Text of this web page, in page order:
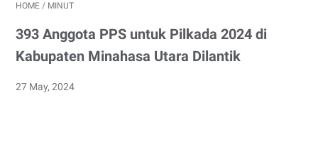
HOME / MINUT
393 Anggota PPS untuk Pilkada 2024 di
Kabupaten Minahasa Utara Dilantik
27 May, 2024